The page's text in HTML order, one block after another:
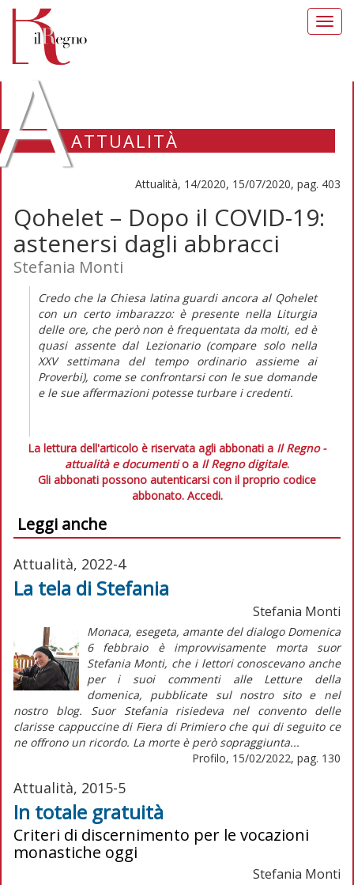
ATTUALITÀ
Attualità, 14/2020, 15/07/2020, pag. 403
Qohelet – Dopo il COVID-19:
astenersi dagli abbracci
Stefania Monti
Credo che la Chiesa latina guardi ancora al Qohelet
con un certo imbarazzo: è presente nella Liturgia
delle ore, che però non è frequentata da molti, ed è
quasi assente dal Lezionario (compare solo nella
XXV settimana del tempo ordinario assieme ai
Proverbi), come se confrontarsi con le sue domande
e le sue affermazioni potesse turbare i credenti.
La lettura dell'articolo è riservata agli abbonati a Il Regno -
attualità e documentio a Il Regno digitale.
Gli abbonati possono autenticarsi con il proprio codice
abbonato. Accedi.
Leggi anche
Attualità, 2022-4
La tela di Stefania
Stefania Monti
Monaca, esegeta, amante del dialogo Domenica
6 febbraio è improvvisamente morta suor
Stefania Monti, che i lettori conoscevano anche
per i suoi commenti alle Letture della
domenica, pubblicate sul nostro sito e nel
nostro blog. Suor Stefania risiedeva nel convento delle
clarisse cappuccine di Fiera di Primiero che qui di seguito ce
ne offrono un ricordo. La morte è però sopraggiunta...
Profilo, 15/02/2022, pag. 130
Attualità, 2015-5
In totale gratuità
Criteri di discernimento per le vocazioni
monastiche oggi
Stefania Monti